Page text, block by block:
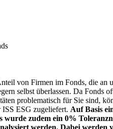
von Firmen im Fonds, die
selbst überlassen. Da
problematisch für Sie sind,
ESG zugeliefert. Auf Basis
wurde zudem ein 0%
werden. Dabei